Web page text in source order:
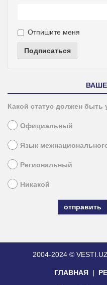
Отпишите меня
Подписаться
Какой статус должен быть
Официальный
Язык
Региональный
Никакой
2004-2024 © VESTI.UZ
ГЛАВНАЯ